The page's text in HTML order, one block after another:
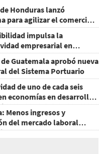
Honduras lanzó
para agilizar el comercio
impulsa la
empresarial en
Guatemala aprobó nueva
del Sistema Portuario
de uno de cada seis
economías en desarrollo
por la IA
Menos ingresos y
del mercado laboral
del consumo